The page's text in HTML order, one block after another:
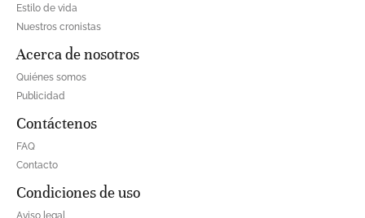
Estilo de vida
Nuestros cronistas
Acerca de nosotros
Quiénes somos
Publicidad
Contáctenos
FAQ
Contacto
Condiciones de uso
Aviso legal